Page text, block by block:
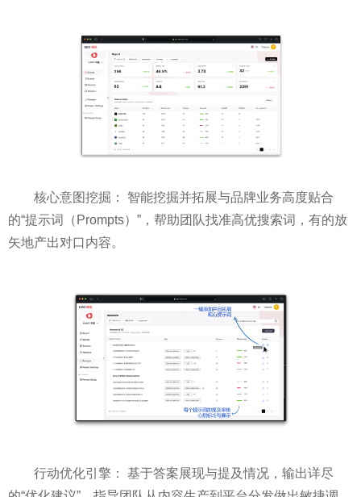
核心意图挖掘： 智能挖掘并拓展与品牌业务高度贴合
的“提示词（Prompts）”，帮助团队找准高优搜索词，有的放
矢地产出对口内容。
行动优化引擎： 基于答案展现与提及情况，输出详尽